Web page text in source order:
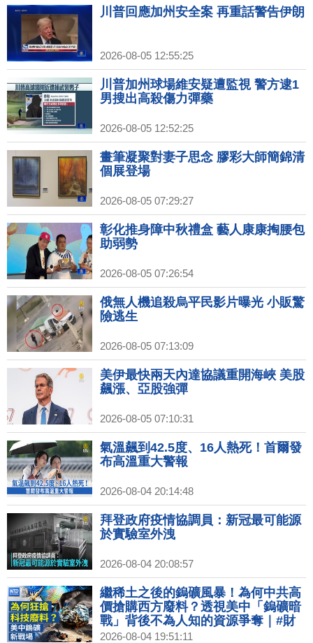
川普回應加州安全案 再重話警告伊朗
2026-08-05 12:55:25
川普加州球場維安疑遭監視 警方逮1
男搜出高殺傷力彈藥
2026-08-05 12:52:25
畫筆凝聚對妻子思念 膠彩大師簡錦清
個展登場
2026-08-05 07:29:27
彰化推身障中秋禮盒 藝人康康掏腰包
助弱勢
2026-08-05 07:26:54
俄無人機追殺烏平民影片曝光 小販驚
險逃生
2026-08-05 07:13:09
美伊最快兩天內達協議重開海峽 美股
飆漲、亞股強彈
2026-08-05 07:10:31
氣溫飆到42.5度、16人熱死！首爾發
布高溫重大警報
2026-08-04 20:14:48
拜登政府疫情協調員：新冠最可能源
於實驗室外洩
2026-08-04 20:08:57
繼稀土之後的鎢礦風暴！為何中共高
價搶購西方廢料？透視美中「鎢礦暗
戰」背後不為人知的資源爭奪｜#財
經新聞｜20260804(二)
2026-08-04 19:51:11